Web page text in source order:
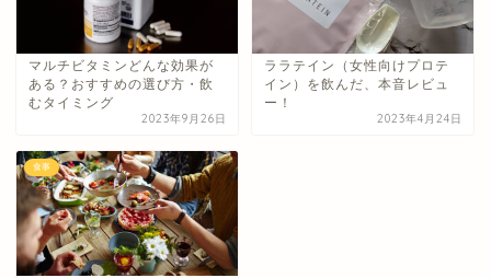
マルチビタミンどんな効果が
ある？おすすめの選び方・飲
むタイミング
2023年9月26日
ララテイン（女性向けプロテ
イン）を飲んだ、本音レビュ
ー！
2023年4月24日
食事